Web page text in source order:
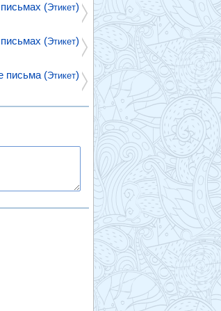
(Этикет)
(Этикет)
письма (Этикет)